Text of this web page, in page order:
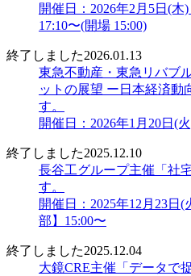
開催日：2026年2月5日(
17:10〜(開場 15:00)
終了しました2026.01.13
東急不動産・東急リバブ
ットの展望 ー日本経済動
す。
開催日：2026年1月20日(
終了しました2025.12.10
長谷工グループ主催「社
す。
開催日：2025年12月23日(
部】15:00〜
終了しました2025.12.04
大鏡CRE主催「データ